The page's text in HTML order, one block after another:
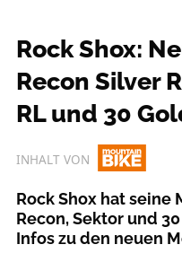
Rock Shox:
Recon Silver
RL und 30
INHALT VON
Rock Shox hat
Recon, Sektor und
Infos zu den neuen